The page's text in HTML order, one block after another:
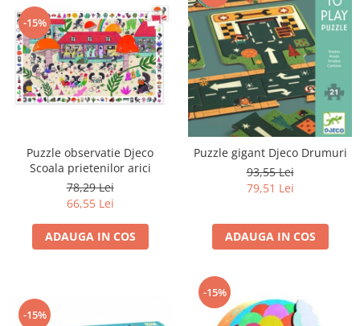
-15%
Puzzle observatie Djeco
Scoala prietenilor arici
78,29 Lei
66,55 Lei
ADAUGA IN COS
Puzzle gigant Djeco Drumuri
93,55 Lei
79,51 Lei
ADAUGA IN COS
-15%
-15%